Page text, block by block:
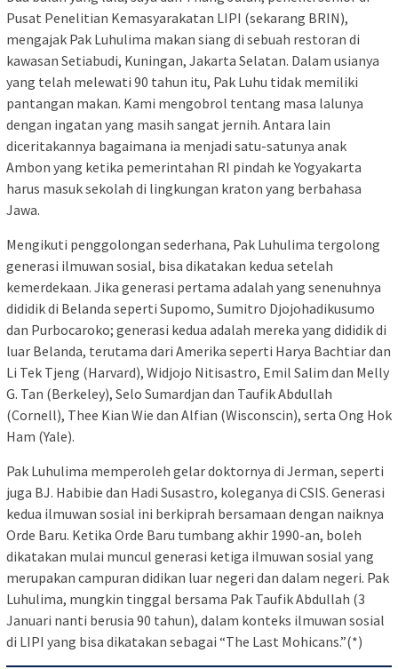
Pusat Penelitian Kemasyarakatan LIPI (sekarang BRIN),
mengajak Pak Luhulima makan siang di sebuah restoran di
kawasan Setiabudi, Kuningan, Jakarta Selatan. Dalam usianya
yang telah melewati 90 tahun itu, Pak Luhu tidak memiliki
pantangan makan. Kami mengobrol tentang masa lalunya
dengan ingatan yang masih sangat jernih. Antara lain
diceritakannya bagaimana ia menjadi satu-satunya anak
Ambon yang ketika pemerintahan RI pindah ke Yogyakarta
harus masuk sekolah di lingkungan kraton yang berbahasa
Jawa.
Mengikuti penggolongan sederhana, Pak Luhulima tergolong
generasi ilmuwan sosial, bisa dikatakan kedua setelah
kemerdekaan. Jika generasi pertama adalah yang senenuhnya
dididik di Belanda seperti Supomo, Sumitro Djojohadikusumo
dan Purbocaroko; generasi kedua adalah mereka yang dididik di
luar Belanda, terutama dari Amerika seperti Harya Bachtiar dan
Li Tek Tjeng (Harvard), Widjojo Nitisastro, Emil Salim dan Melly
G. Tan (Berkeley), Selo Sumardjan dan Taufik Abdullah
(Cornell), Thee Kian Wie dan Alfian (Wisconscin), serta Ong Hok
Ham (Yale).
Pak Luhulima memperoleh gelar doktornya di Jerman, seperti
juga BJ. Habibie dan Hadi Susastro, koleganya di CSIS. Generasi
kedua ilmuwan sosial ini berkiprah bersamaan dengan naiknya
Orde Baru. Ketika Orde Baru tumbang akhir 1990-an, boleh
dikatakan mulai muncul generasi ketiga ilmuwan sosial yang
merupakan campuran didikan luar negeri dan dalam negeri. Pak
Luhulima, mungkin tinggal bersama Pak Taufik Abdullah (3
Januari nanti berusia 90 tahun), dalam konteks ilmuwan sosial
di LIPI yang bisa dikatakan sebagai “The Last Mohicans.”(*)